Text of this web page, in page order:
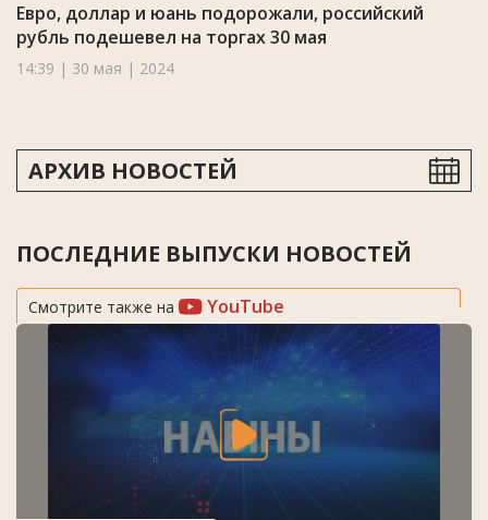
Евро, доллар и юань подорожали, российский
рубль подешевел на торгах 30 мая
14:39 | 30 мая | 2024
АРХИВ НОВОСТЕЙ
ПОСЛЕДНИЕ ВЫПУСКИ НОВОСТЕЙ
Смотрите также на YouTube